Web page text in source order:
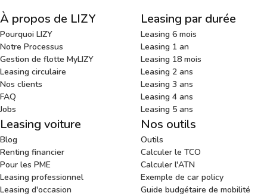
À propos de LIZY
Pourquoi LIZY
Notre Processus
Gestion de flotte MyLIZY
Leasing circulaire
Nos clients
FAQ
Jobs
Leasing par durée
Leasing 6 mois
Leasing 1 an
Leasing 18 mois
Leasing 2 ans
Leasing 3 ans
Leasing 4 ans
Leasing 5 ans
Leasing voiture
Blog
Renting financier
Pour les PME
Leasing professionnel
Leasing d'occasion
Nos outils
Outils
Calculer le TCO
Calculer l'ATN
Exemple de car policy
Guide budgétaire de mobilité